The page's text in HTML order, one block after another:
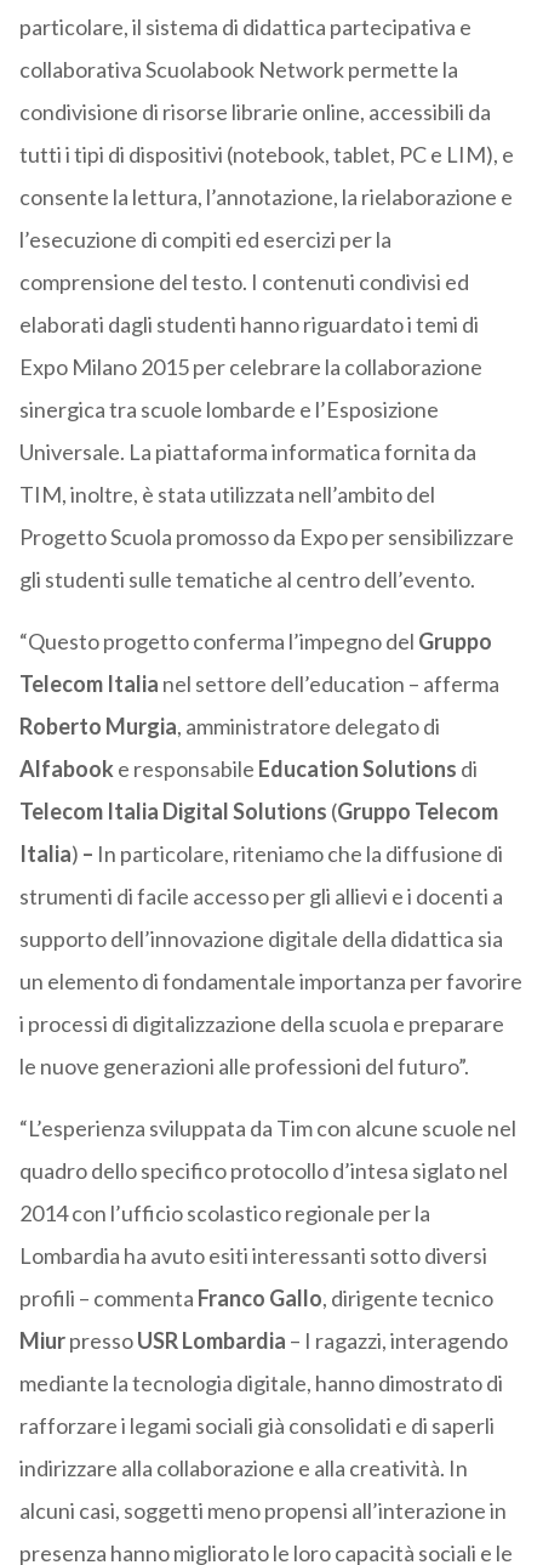
particolare, il sistema di didattica partecipativa e
collaborativa Scuolabook Network permette la
condivisione di risorse librarie online, accessibili da
tutti i tipi di dispositivi (notebook, tablet, PC e LIM), e
consente la lettura, l’annotazione, la rielaborazione e
l’esecuzione di compiti ed esercizi per la
comprensione del testo. I contenuti condivisi ed
elaborati dagli studenti hanno riguardato i temi di
Expo Milano 2015 per celebrare la collaborazione
sinergica tra scuole lombarde e l’Esposizione
Universale. La piattaforma informatica fornita da
TIM, inoltre, è stata utilizzata nell’ambito del
Progetto Scuola promosso da Expo per sensibilizzare
gli studenti sulle tematiche al centro dell’evento.
“Questo progetto conferma l’impegno del Gruppo
Telecom Italia nel settore dell’education – afferma
Roberto Murgia, amministratore delegato di
Alfabooke responsabile Education Solutions di
Telecom Italia Digital Solutions (Gruppo Telecom
Italia) – In particolare, riteniamo che la diffusione di
strumenti di facile accesso per gli allievi e i docenti a
supporto dell’innovazione digitale della didattica sia
un elemento di fondamentale importanza per favorire
i processi di digitalizzazione della scuola e preparare
le nuove generazioni alle professioni del futuro”.
“L’esperienza sviluppata da Tim con alcune scuole nel
quadro dello specifico protocollo d’intesa siglato nel
2014 con l’ufficio scolastico regionale per la
Lombardia ha avuto esiti interessanti sotto diversi
profili – commenta Franco Gallo, dirigente tecnico
MiurpressoUSR Lombardia – I ragazzi, interagendo
mediante la tecnologia digitale, hanno dimostrato di
rafforzare i legami sociali già consolidati e di saperli
indirizzare alla collaborazione e alla creatività. In
alcuni casi, soggetti meno propensi all’interazione in
presenza hanno migliorato le loro capacità sociali e le